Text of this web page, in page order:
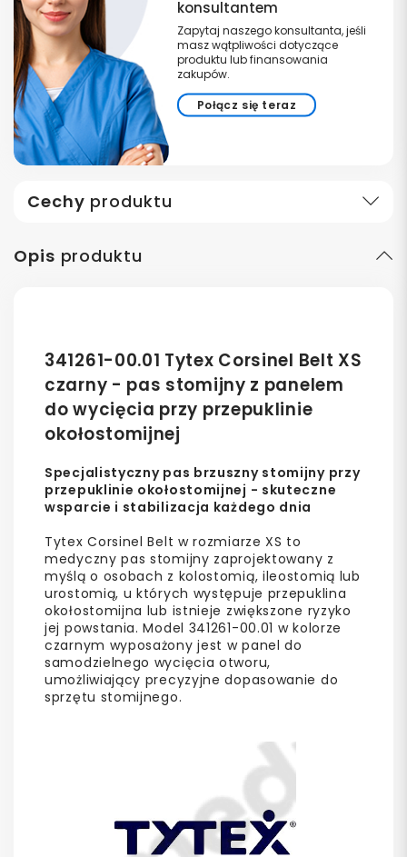
konsultantem
Zapytaj naszego konsultanta, jeśli
masz wątpliwości dotyczące
produktu lub finansowania
zakupów.
Połącz się teraz
Cechy produktu
Opis produktu
341261-00.01 Tytex Corsinel Belt XS
czarny - pas stomijny z panelem
do wycięcia przy przepuklinie
okołostomijnej
Specjalistyczny pas brzuszny stomijny przy
przepuklinie okołostomijnej - skuteczne
wsparcie i stabilizacja każdego dnia
Tytex Corsinel Belt w rozmiarze XS to
medyczny pas stomijny zaprojektowany z
myślą o osobach z kolostomią, ileostomią lub
urostomią, u których występuje przepuklina
okołostomijna lub istnieje zwiększone ryzyko
jej powstania. Model 341261-00.01 w kolorze
czarnym wyposażony jest w panel do
samodzielnego wycięcia otworu,
umożliwiający precyzyjne dopasowanie do
sprzętu stomijnego.